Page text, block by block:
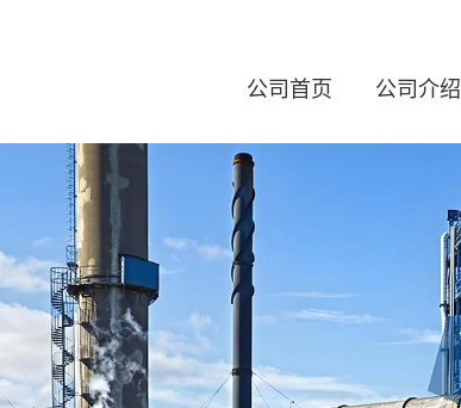
公司首页 公司介绍